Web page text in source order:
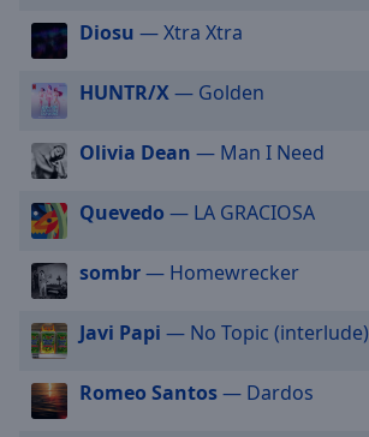
selected
Audio
Track
Picture-
in-
Fullscreen
This
modal
window.
Beginning
Diosu — Xtra Xtra
HUNTR/X— Golden
Olivia Dean — Man I Need
Quevedo — LA GRACIOSA
sombr— Homewrecker
Javi Papi — No Topic (interlude)
Romeo Santos— Dardos